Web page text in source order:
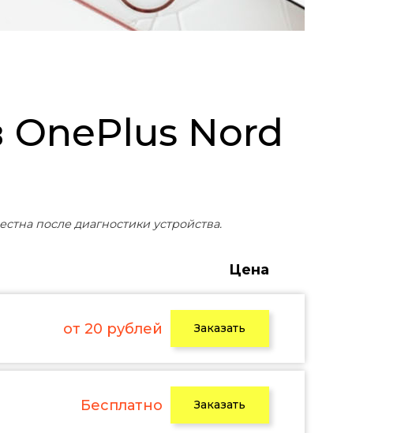
после диагностики устройства.
Цена
от 20 рублей Заказать
Бесплатно Заказать